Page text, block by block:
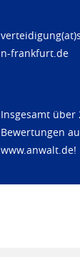
n-frankfurt.de
Insgesamt über
Bewertungen
www.anwalt.de!